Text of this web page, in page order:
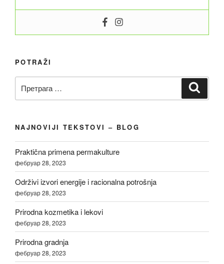
POTRAŽI
за:
NAJNOVIJI TEKSTOVI – BLOG
Praktična primena permakulture
фебруар 28, 2023
Održivi izvori energije i racionalna potrošnja
фебруар 28, 2023
Prirodna kozmetika i lekovi
фебруар 28, 2023
Prirodna gradnja
фебруар 28, 2023